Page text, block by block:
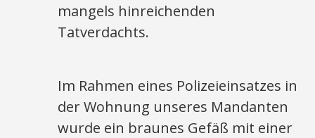
mangels hinreichenden
Tatverdachts.
Im Rahmen eines Polizeieinsatzes in
der Wohnung unseres Mandanten
wurde ein braunes Gefäß mit einer